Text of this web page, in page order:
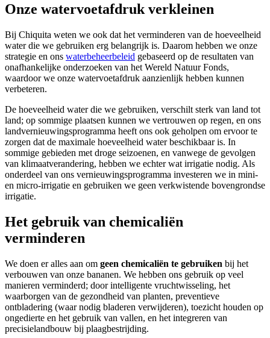
Onze watervoetafdruk verkleinen
Bij Chiquita weten we ook dat het verminderen van de hoeveelheid
water die we gebruiken erg belangrijk is. Daarom hebben we onze
strategie en ons waterbeheerbeleid gebaseerd op de resultaten van
onafhankelijke onderzoeken van het Wereld Natuur Fonds,
waardoor we onze watervoetafdruk aanzienlijk hebben kunnen
verbeteren.
De hoeveelheid water die we gebruiken, verschilt sterk van land tot
land; op sommige plaatsen kunnen we vertrouwen op regen, en ons
landvernieuwingsprogramma heeft ons ook geholpen om ervoor te
zorgen dat de maximale hoeveelheid water beschikbaar is. In
sommige gebieden met droge seizoenen, en vanwege de gevolgen
van klimaatverandering, hebben we echter wat irrigatie nodig. Als
onderdeel van ons vernieuwingsprogramma investeren we in mini-
en micro-irrigatie en gebruiken we geen verkwistende bovengrondse
irrigatie.
Het gebruik van chemicaliën
verminderen
We doen er alles aan om geen chemicaliën te gebruiken bij het
verbouwen van onze bananen. We hebben ons gebruik op veel
manieren verminderd; door intelligente vruchtwisseling, het
waarborgen van de gezondheid van planten, preventieve
ontbladering (waar nodig bladeren verwijderen), toezicht houden op
ongedierte en het gebruik van vallen, en het integreren van
precisielandbouw bij plaagbestrijding.